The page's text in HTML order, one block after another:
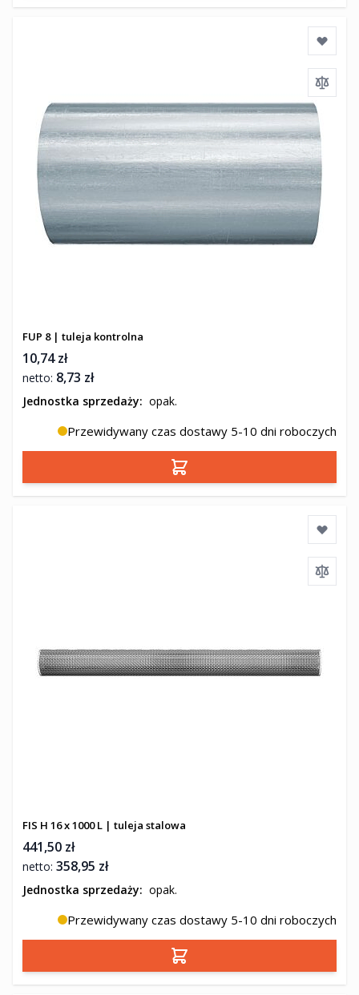
FUP 8 | tuleja kontrolna
10,74 zł
8,73 zł
Jednostka sprzedaży: opak.
Przewidywany czas dostawy 5-10 dni roboczych
Dodaj do koszyka
FIS H 16 x 1000 L | tuleja stalowa
441,50 zł
358,95 zł
Jednostka sprzedaży: opak.
Przewidywany czas dostawy 5-10 dni roboczych
Dodaj do koszyka